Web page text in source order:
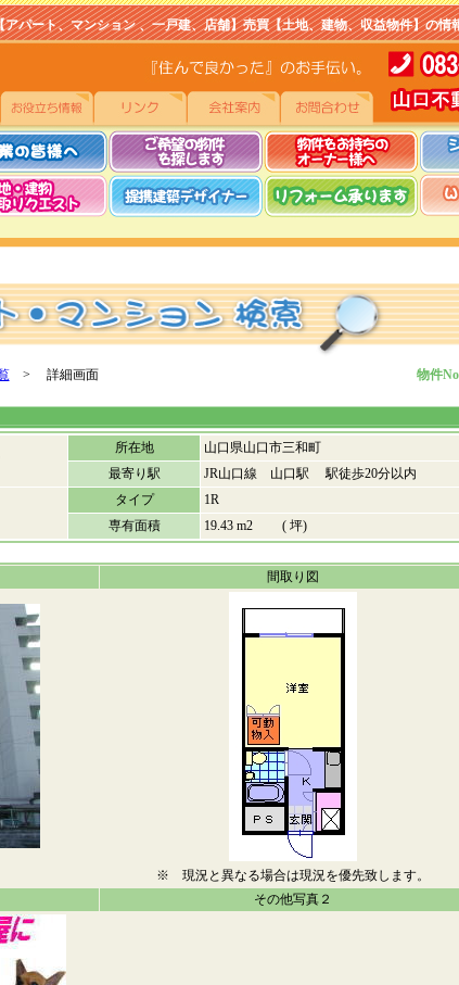
、マンション 、一戸建、店舗】売買【土地、建物、収益物件】の情
> 詳細画面 物件
所在地
山口県山口市三和町
最寄り駅
JR山口線 山口駅 駅徒歩20分以内
タイプ
1R
専有面積
19.43 m2 ( 坪)
間取り図
※ 現況と異なる場合は現況を優先致します。
その他写真２